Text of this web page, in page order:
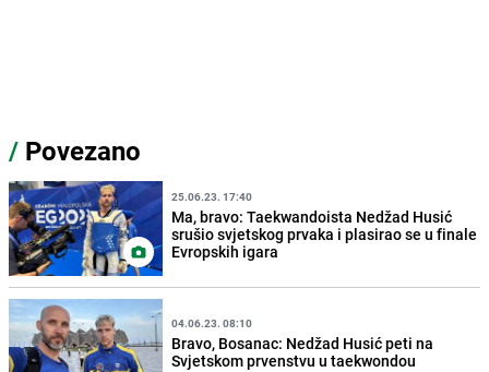
/ Povezano
25.06.23. 17:40
Ma, bravo: Taekwandoista Nedžad Husić
srušio svjetskog prvaka i plasirao se u finale
Evropskih igara
04.06.23. 08:10
Bravo, Bosanac: Nedžad Husić peti na
Svjetskom prvenstvu u taekwondou